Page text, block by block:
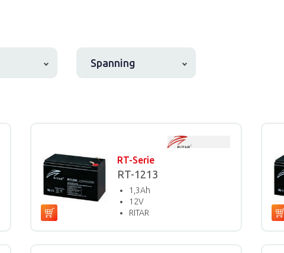
Spanning
RT-Serie
RT-1213
1,3Ah
12V
RITAR